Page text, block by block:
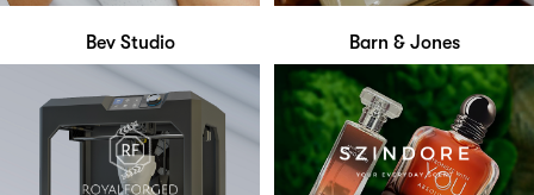
Bev Studio Barn & Jones